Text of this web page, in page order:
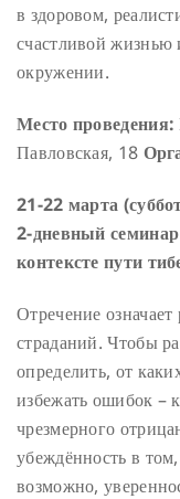
в здоровом,
счастливой жизнью
окружении.
Место проведения:
Павловская, 18
21-22 марта
2-дневный
контексте пути
Отречение
страданий. Чтобы
определить, от
избежать ошибок –
чрезмерного
убеждённость в
возможно,